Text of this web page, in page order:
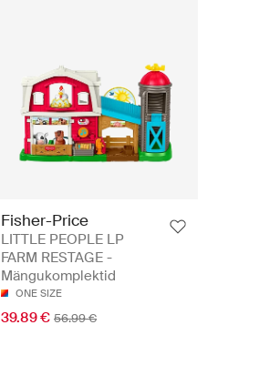
Fisher-Price
LITTLE PEOPLE LP
FARM RESTAGE -
Mängukomplektid
ONE SIZE
39.89 € 56.99 €